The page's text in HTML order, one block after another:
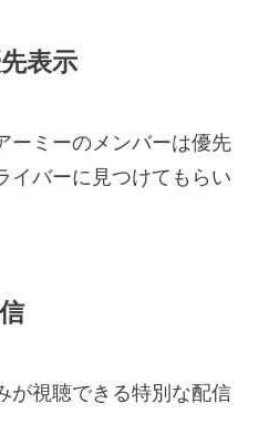
表示
ーミーのメンバーは優先
イバーに見つけてもらい
が視聴できる特別な配信